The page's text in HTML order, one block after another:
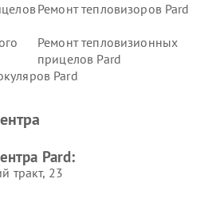
Ремонт тепловизоров Pard
Ремонт тепловизионных
прицелов Pard
Pard
Pard:
тракт, 23